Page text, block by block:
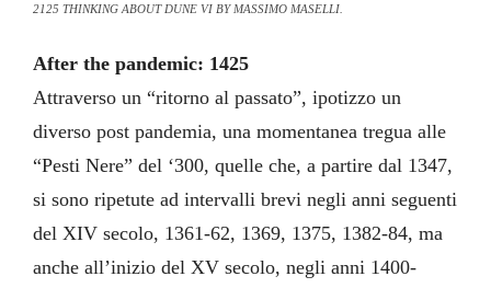
2125 THINKING ABOUT DUNE VI BY MASSIMO MASELLI.
After the pandemic: 1425
Attraverso un “ritorno al passato”, ipotizzo un
diverso post pandemia, una momentanea tregua alle
“Pesti Nere” del ‘300, quelle che, a partire dal 1347,
si sono ripetute ad intervalli brevi negli anni seguenti
del XIV secolo, 1361-62, 1369, 1375, 1382-84, ma
anche all’inizio del XV secolo, negli anni 1400-